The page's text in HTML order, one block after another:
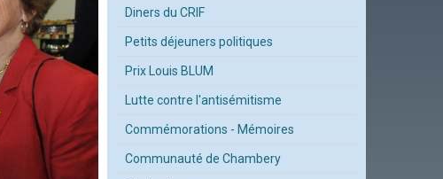
Diners du CRIF
Petits déjeuners politiques
Prix Louis BLUM
Lutte contre l'antisémitisme
Commémorations - Mémoires
Communauté de Chambery